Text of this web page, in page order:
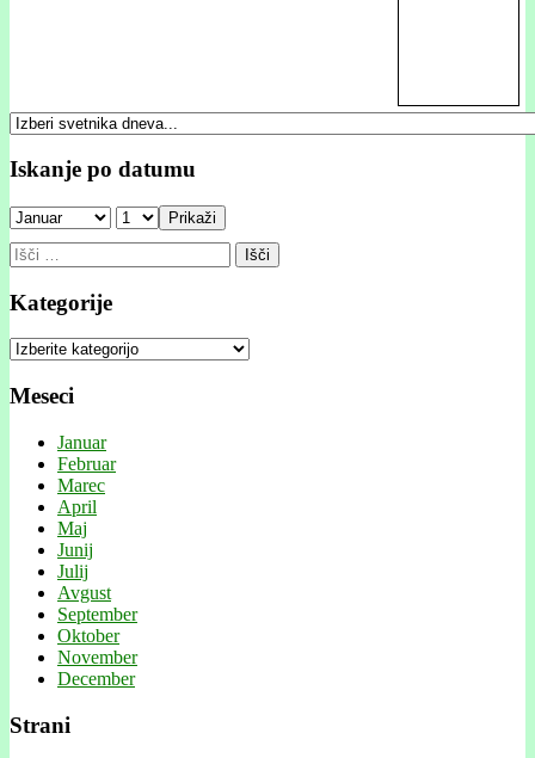
Iskanje po datumu
Prikaži
Išči:
Kategorije
Kategorije
Meseci
Januar
Februar
Marec
April
Maj
Junij
Julij
Avgust
September
Oktober
November
December
Strani